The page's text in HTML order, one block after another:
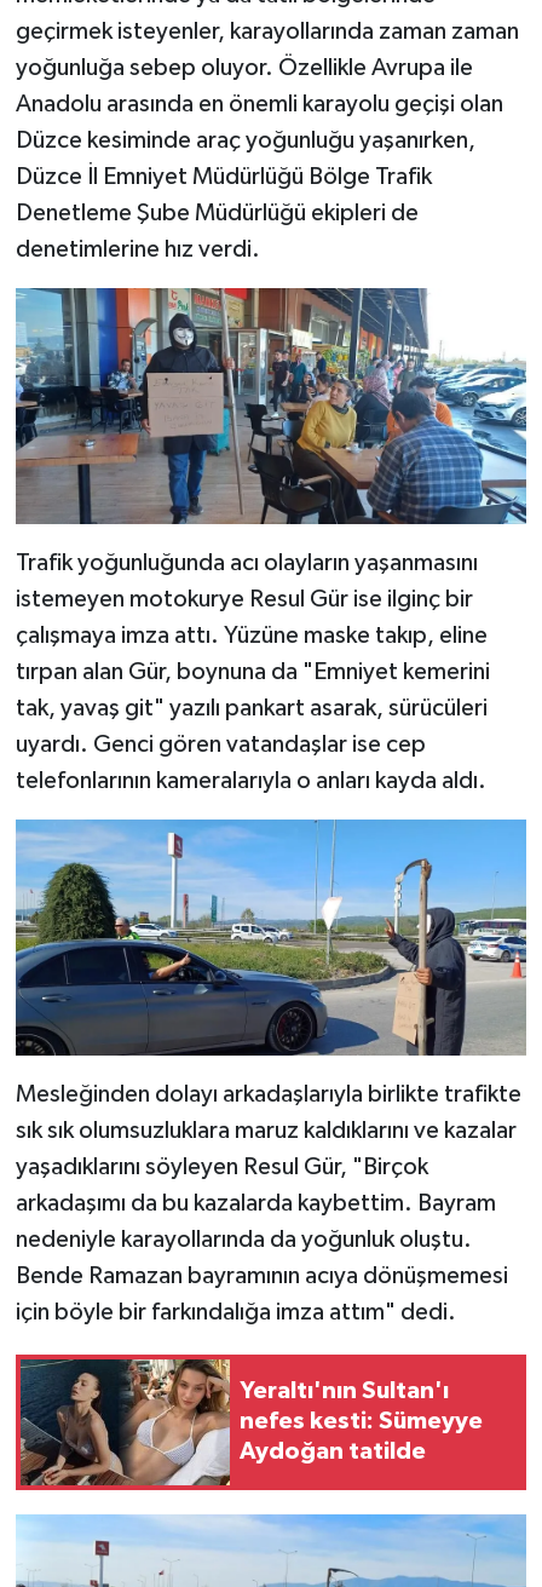
geçirmek isteyenler, karayollarında zaman zaman
yoğunluğa sebep oluyor. Özellikle Avrupa ile
Anadolu arasında en önemli karayolu geçişi olan
Düzce kesiminde araç yoğunluğu yaşanırken,
Düzce İl Emniyet Müdürlüğü Bölge Trafik
Denetleme Şube Müdürlüğü ekipleri de
denetimlerine hız verdi.
Trafik yoğunluğunda acı olayların yaşanmasını
istemeyen motokurye Resul Gür ise ilginç bir
çalışmaya imza attı. Yüzüne maske takıp, eline
tırpan alan Gür, boynuna da "Emniyet kemerini
tak, yavaş git" yazılı pankart asarak, sürücüleri
uyardı. Genci gören vatandaşlar ise cep
telefonlarının kameralarıyla o anları kayda aldı.
Mesleğinden dolayı arkadaşlarıyla birlikte trafikte
sık sık olumsuzluklara maruz kaldıklarını ve kazalar
yaşadıklarını söyleyen Resul Gür, "Birçok
arkadaşımı da bu kazalarda kaybettim. Bayram
nedeniyle karayollarında da yoğunluk oluştu.
Bende Ramazan bayramının acıya dönüşmemesi
için böyle bir farkındalığa imza attım" dedi.
Yeraltı'nın Sultan'ı
nefes kesti: Sümeyye
Aydoğan tatilde
OTOMOTİV
TEKNOLOJİ
YAŞAM
KÜLTÜR SANAT